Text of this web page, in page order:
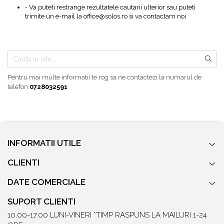
Baterii pentru bideu
Robinete baie
Robinete masina de spalat
- Va puteti restrange rezultatele cautarii ulterior sau puteti
trimite un e-mail la office@solos.ro si va contactam noi
Pentru mai multe informatii te rog sa ne contactezi la numarul de
telefon 0728032591
INFORMATII UTILE
CLIENTI
DATE COMERCIALE
SUPORT CLIENTI
10.00-17.00 LUNI-VINERI *TIMP RASPUNS LA MAILURI 1-24